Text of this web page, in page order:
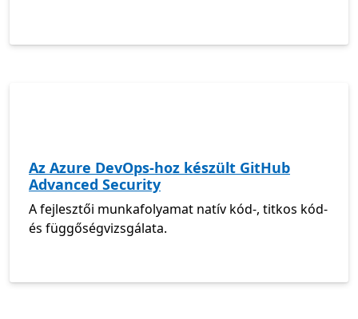
Az Azure DevOps-hoz készült GitHub
Advanced Security
A fejlesztői munkafolyamat natív kód-, titkos kód-
és függőségvizsgálata.